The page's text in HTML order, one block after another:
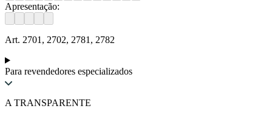
Apresentação:
Art. 2701, 2702, 2781, 2782
Para revendedores especializados
A TRANSPARENTE